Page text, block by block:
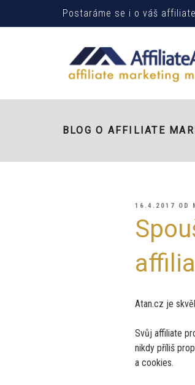
Postaráme se i o váš
BLOG O AFFILIATE
PUBLIKOVÁNO
16.4.2017 OD
Atan.cz je
Svůj affiliate
nikdy příliš
a cookies.